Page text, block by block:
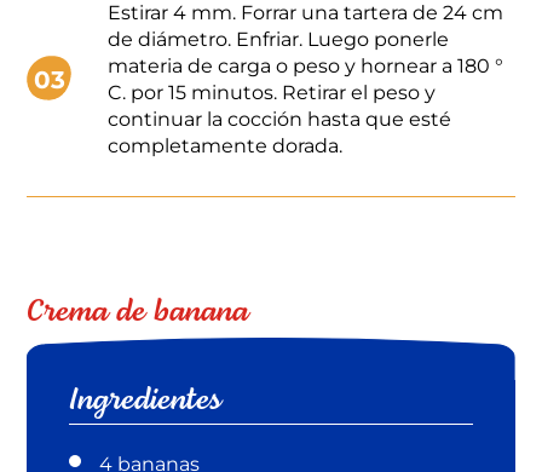
03
Estirar 4 mm. Forrar una tartera de 24 cm
de diámetro. Enfriar. Luego ponerle
materia de carga o peso y hornear a 180 °
C. por 15 minutos. Retirar el peso y
continuar la cocción hasta que esté
completamente dorada.
Crema de banana
Ingredientes
4 bananas